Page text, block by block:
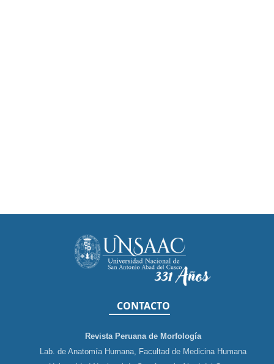
CONTACTO
Revista Peruana de Morfología
Lab. de Anatomía Humana, Facultad de Medicina Humana